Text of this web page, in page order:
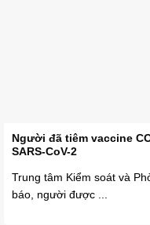
Người đã tiêm vaccine
SARS-CoV-2
Trung tâm Kiểm soát và
báo, người được ...